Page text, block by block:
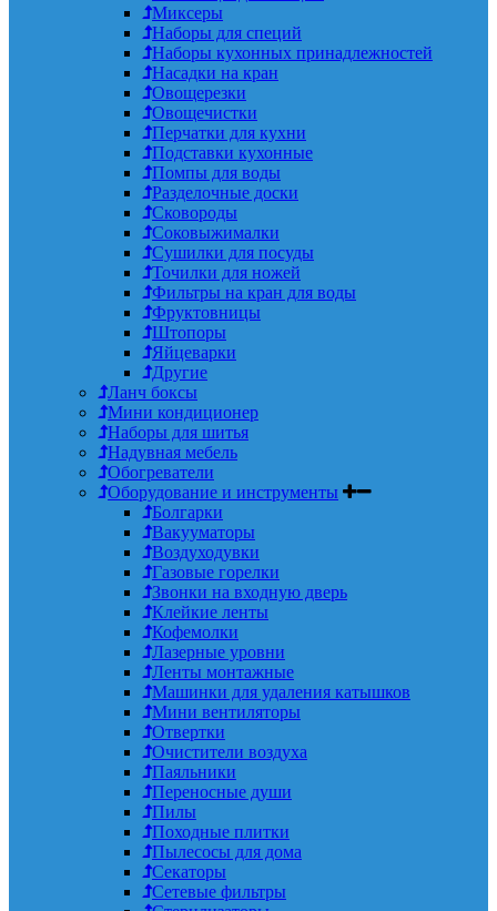
Миксеры
Наборы для специй
Наборы кухонных принадлежностей
Насадки на кран
Овощерезки
Овощечистки
Перчатки для кухни
Подставки кухонные
Помпы для воды
Разделочные доски
Сковороды
Соковыжималки
Сушилки для посуды
Точилки для ножей
Фильтры на кран для воды
Фруктовницы
Штопоры
Яйцеварки
Другие
Ланч боксы
Мини кондиционер
Наборы для шитья
Надувная мебель
Обогреватели
Оборудование и инструменты
Болгарки
Вакууматоры
Воздуходувки
Газовые горелки
Звонки на входную дверь
Клейкие ленты
Кофемолки
Лазерные уровни
Ленты монтажные
Машинки для удаления катышков
Мини вентиляторы
Отвертки
Очистители воздуха
Паяльники
Переносные души
Пилы
Походные плитки
Пылесосы для дома
Секаторы
Сетевые фильтры